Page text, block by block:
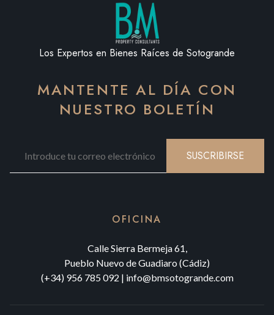
Los Expertos en Bienes Raíces de Sotogrande
MANTENTE AL DÍA CON
NUESTRO BOLETÍN
SUSCRIBIRSE
OFICINA
Calle Sierra Bermeja 61,
Pueblo Nuevo de Guadiaro (Cádiz)
(+34) 956 785 092 | info@bmsotogrande.com